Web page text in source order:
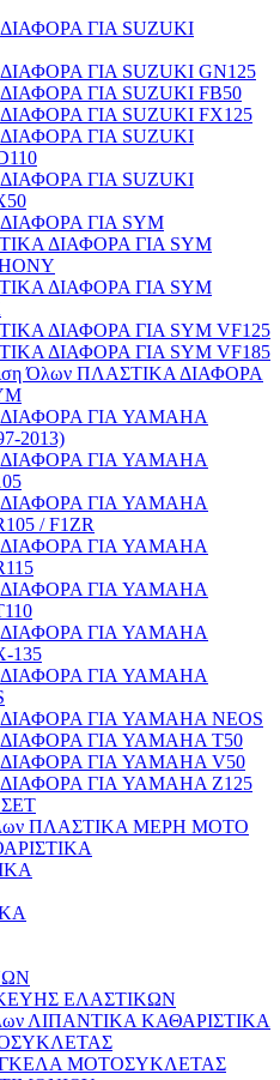
ΓΙΑ SUZUKI
ΓΙΑ SUZUKI GN125
ΓΙΑ SUZUKI FB50
ΓΙΑ SUZUKI FX125
ΓΙΑ SUZUKI
ΓΙΑ SUZUKI
ΓΙΑ SYM
ΔΙΑΦΟΡΑ ΓΙΑ SYM
ΔΙΑΦΟΡΑ ΓΙΑ SYM
ΔΙΑΦΟΡΑ ΓΙΑ SYM VF125
ΔΙΑΦΟΡΑ ΓΙΑ SYM VF185
Όλων ΠΛΑΣΤΙΚΑ ΔΙΑΦΟΡΑ
ΓΙΑ YAMAHA
2013)
ΓΙΑ YAMAHA
ΓΙΑ YAMAHA
/ F1ZR
ΓΙΑ YAMAHA
ΓΙΑ YAMAHA
ΓΙΑ YAMAHA
135
ΓΙΑ YAMAHA
ΓΙΑ YAMAHA NEOS
ΓΙΑ YAMAHA T50
ΓΙΑ YAMAHA V50
ΓΙΑ YAMAHA Z125
ΠΛΑΣΤΙΚΑ ΜΕΡΗ ΜΟΤΟ
ΕΛΑΣΤΙΚΩΝ
ΛΙΠΑΝΤΙΚΑ ΚΑΘΑΡΙΣΤΙΚΑ
ΜΟΤΟΣΥΚΛΕΤΑΣ